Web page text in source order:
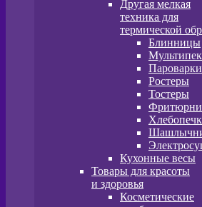
Другая мелкая
техника для
термической
Блинницы
Пароварки
Ростеры
Тостеры
Кухонные весы
Товары для красоты
и здоровья
Косметические